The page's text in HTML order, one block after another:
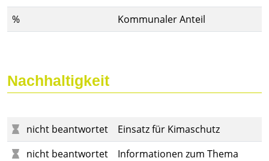
%
Kommunaler Anteil
Nachhaltigkeit
nicht beantwortet
Einsatz für Kimaschutz
nicht beantwortet
Informationen zum Thema